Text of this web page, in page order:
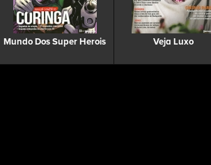
Mundo Dos Super Herois Veja Luxo